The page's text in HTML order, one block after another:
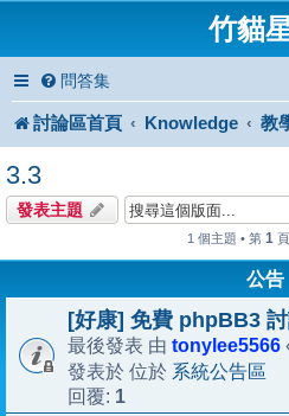
竹貓
問答集
討論區首頁 Knowledge 教
3.3
發表主題
1 個主題 • 第 1
公告
[好康] 免費 phpBB3
最後發表 由 tonylee5566
發表於 位於 系統公告區
回覆: 1